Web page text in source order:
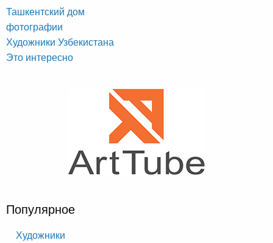
Ташкентский дом
фотографии
Художники Узбекистана
Это интересно
Популярное
Художники